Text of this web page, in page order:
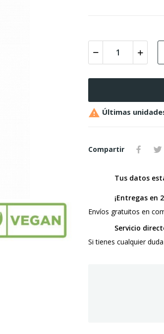
 Últimas
Compartir
Tus datos
¡Entregas en
Envíos gratuitos en
Servicio
Si tienes cualquier